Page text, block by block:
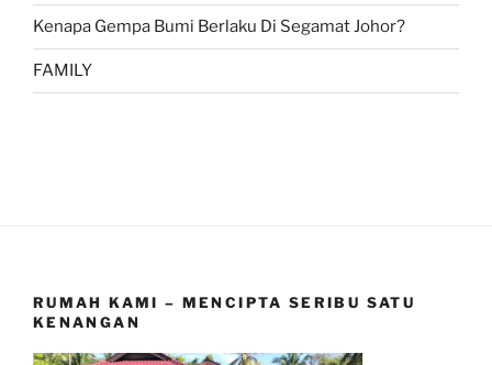
Kenapa Gempa Bumi Berlaku Di Segamat Johor?
FAMILY
RUMAH KAMI – MENCIPTA SERIBU SATU
KENANGAN